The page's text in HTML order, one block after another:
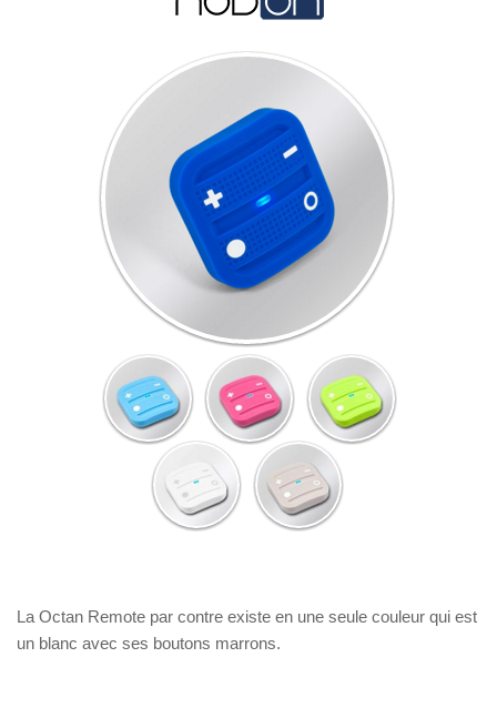
La Octan Remote par contre existe en une seule couleur qui est
un blanc avec ses boutons marrons.